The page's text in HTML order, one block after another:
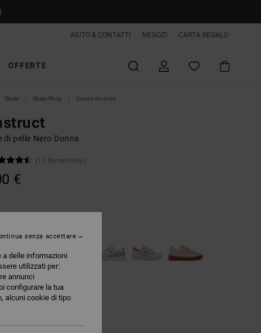
AIUTO & CONTATTI NEGOZI CARTA REGALO
OFFERTE
Skate Skate Shop Scarpe da skate
di pelle Nero Donna
(17 Recensioni)
€
a delle informazioni
utilizzati per:
annunci
configurare la tua
alcuni cookie di tipo
senza accettare